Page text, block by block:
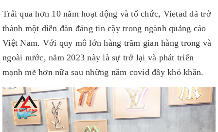
Trải qua hơn 10 năm hoạt động và tổ chức, Vietad đã trở
thành một diễn đàn đáng tin cậy trong ngành quảng cáo
Việt Nam. Với quy mô lớn hàng trăm gian hàng trong và
ngoài nước, năm 2023 này là sự trở lại và phát triển
mạnh mẽ hơn nữa sau những năm covid đầy khó khăn.